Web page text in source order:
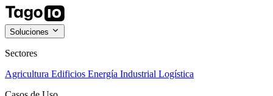
Soluciones
Sectores
Agricultura Edificios Energía Industrial Logística